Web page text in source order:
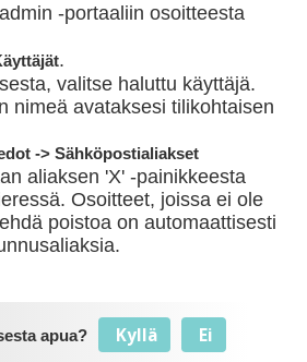
-portaaliin osoitteesta
.
valitse haluttu käyttäjä.
nimeä avataksesi tilikohtaisen
-> Sähköpostialiakset
aliaksen 'X' -painikkeesta
Osoitteet, joissa ei ole
poistoa on automaattisesti
apua? Kyllä Ei